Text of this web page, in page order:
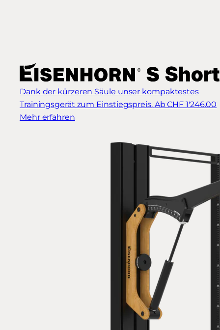
Dank der kürzeren Säule unser kompaktestes
Trainingsgerät zum Einstiegspreis. Ab CHF 1'246.00
Mehr erfahren